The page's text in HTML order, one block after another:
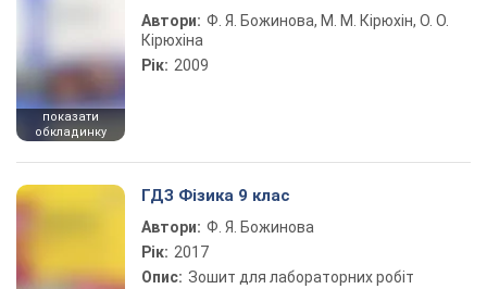
показати
обкладинку
Автори: Ф. Я. Божинова, М. М. Кірюхін, О. О.
Кірюхіна
Рік: 2009
ГДЗ Фізика 9 клас
Автори: Ф. Я. Божинова
Рік: 2017
Опис:
Зошит для лабораторних робіт